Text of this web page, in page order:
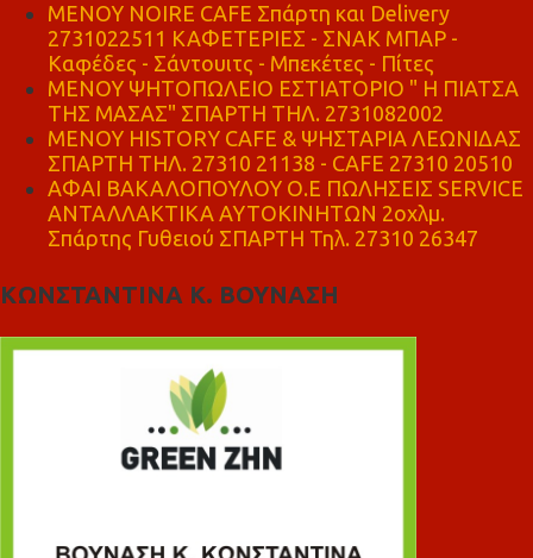
MENOY NOIRE CAFE Σπάρτη και Delivery
2731022511 ΚΑΦΕΤΕΡΙΕΣ - ΣΝΑΚ ΜΠΑΡ -
Καφέδες - Σάντουιτς - Μπεκέτες - Πίτες
ΜΕΝΟΥ ΨΗΤΟΠΩΛΕΙΟ ΕΣΤΙΑΤΟΡΙΟ " Η ΠΙΑΤΣΑ
ΤΗΣ ΜΑΣΑΣ" ΣΠΑΡΤΗ ΤΗΛ. 2731082002
ΜΕΝΟΥ HISTORY CAFE & ΨΗΣΤΑΡΙΑ ΛΕΩΝΙΔΑΣ
ΣΠΑΡΤΗ ΤΗΛ. 27310 21138 - CAFE 27310 20510
ΑΦΑΙ ΒΑΚΑΛΟΠΟΥΛΟΥ Ο.Ε ΠΩΛΗΣΕΙΣ SERVICE
ΑΝΤΑΛΛΑΚΤΙΚΑ ΑΥΤΟΚΙΝΗΤΩΝ 2οχλμ.
Σπάρτης Γυθειού ΣΠΑΡΤΗ Τηλ. 27310 26347
ΚΩΝΣΤΑΝΤΙΝΑ Κ. ΒΟΥΝΑΣΗ